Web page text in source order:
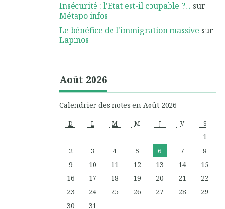
Insécurité : l'Etat est-il coupable ?... sur
Métapo infos
Le bénéfice de l'immigration massive sur
Lapinos
Août 2026
Calendrier des notes en Août 2026
D L M M J V S
1
2
3 4 5 6 7
8
9
10 11 12 13 14
15
16
17 18 19 20 21
22
23
24 25 26 27 28
29
30
31